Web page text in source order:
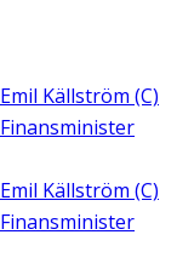
Emil Källström (C)
Finansminister
Emil Källström (C)
Finansminister